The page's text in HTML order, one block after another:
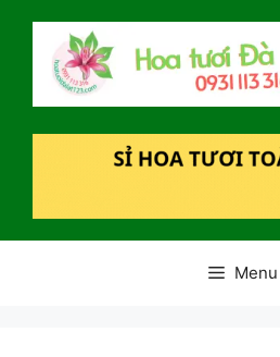
Menu